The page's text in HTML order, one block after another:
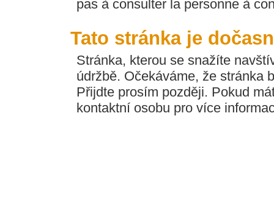
pas à consulter la personne à
Tato stránka je
Stránka, kterou se snažíte
údržbě. Očekáváme, že stránka
Přijdte prosím později. Pokud
kontaktní osobu pro více